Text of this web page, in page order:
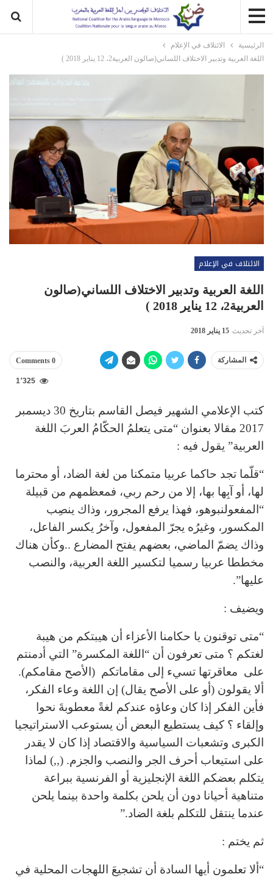
الرئيسية
الائتلاف في الإعلام
اللغة العربية وتدبير الاختلاف اللساني(صالون العربية2، 12 يناير 2018 )
الائتلاف في الإعلام
اللغة العربية وتدبير الاختلاف اللساني(صالون
العربية2، 12 يناير 2018 )
آخر تحديث 15 يناير 2018
المشاركة 0 Comments
1٬325
كتب الإعلامي الشهير فيصل القاسم بتاريخ 30 ديسمبر
2017 مقالا بعنوان “متى يتعلمُ الحكّامُ العربَ اللغة
العربية” يقول فيه :
“قلّما تجد حاكما عربيا متمكنا من لغة الضاد، أو محترما
لها، أو آبِها بها، إلا من رحم ربي، فمعظمهم من قبيلة
“المفعولنبوهو، فهذا يرفع المجرور، وذاك ينصِب
المكسور، وغيرُه يجرّ المفعول، وآخرُ يكسر الفاعل،
وذاك يضمّ الماضي، بعضهم يفتح المضارع ..وكأن هناك
مخططا عربيا رسميا لتكسير اللغة العربية، والنصب
عليها”.
ويضيف :
“متى توقنون يا حكامنا الأعزاء أن هيبتكم من هيبة
لغتكم ؟ متى تعرفون أن “اللغة المكسرة” التي أدمنتم
على معاقرتها تسيء إلى مقاماتكم (الأصح مقامكم).
ألا يقولون (أو على الأصح يقال) إن اللغة وعاء الفكر،
فأين الفكر إذا كان وعاؤه عندكم لغةً معطوبةَ نحوا
وإلقاء ؟ كيف يستطيع البعض أن يستوعب الاستراتيجيا
الكبرى وتشعبات السياسية والاقتصاد إذا كان لا يقدر
على استيعاب أحرف الجر والنصب والجزم. (,,) لماذا
يتكلم بعضكم اللغة الإنجليزية أو الفرنسية ببراعة
متناهية أحيانا دون أن يلحن بكلمة واحدة بينما يلحن
عندما ينتقل للتكلم بلغة الضاد.”
ثم يختم :
“ألا تعلمون أيها السادة أن تشجيعَ اللهجات المحلية في